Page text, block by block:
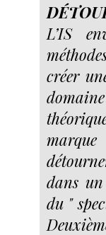
L’IS
créer
dans
du "